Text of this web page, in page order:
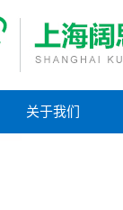
关于我们